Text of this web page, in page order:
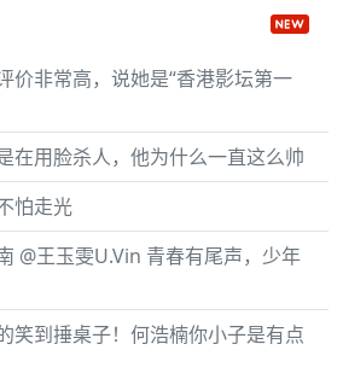
价非常高，说她是“香港影坛第一
在用脸杀人，他为什么一直这么帅
怕走光
@王玉雯U.Vin 青春有尾声，少年
笑到捶桌子！何浩楠你小子是有点